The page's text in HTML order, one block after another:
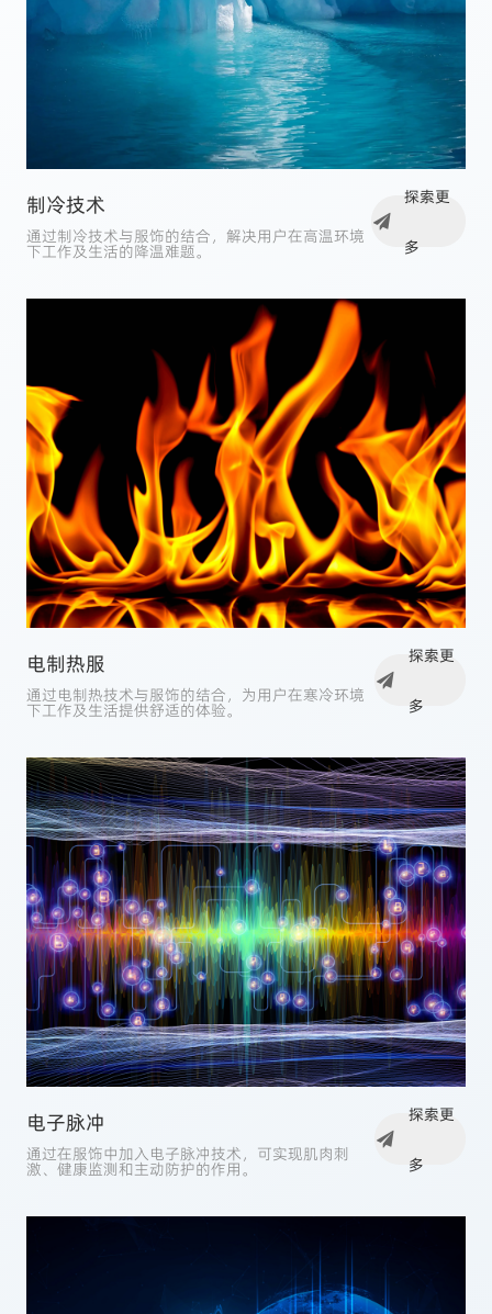
制冷技术
通过制冷技术与服饰的结合，解决用户在高温环境
下工作及生活的降温难题。
探索更
多
电制热服
通过电制热技术与服饰的结合，为用户在寒冷环境
下工作及生活提供舒适的体验。
探索更
多
电子脉冲
通过在服饰中加入电子脉冲技术，可实现肌肉刺
激、健康监测和主动防护的作用。
探索更
多